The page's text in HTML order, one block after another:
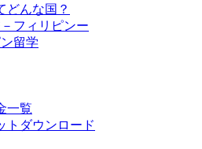
どんな国？
フィリピンー
留学
一覧
トダウンロード